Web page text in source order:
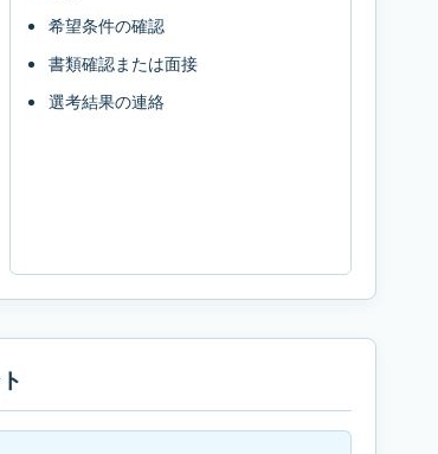
希望条件の確認
書類確認または面接
選考結果の連絡